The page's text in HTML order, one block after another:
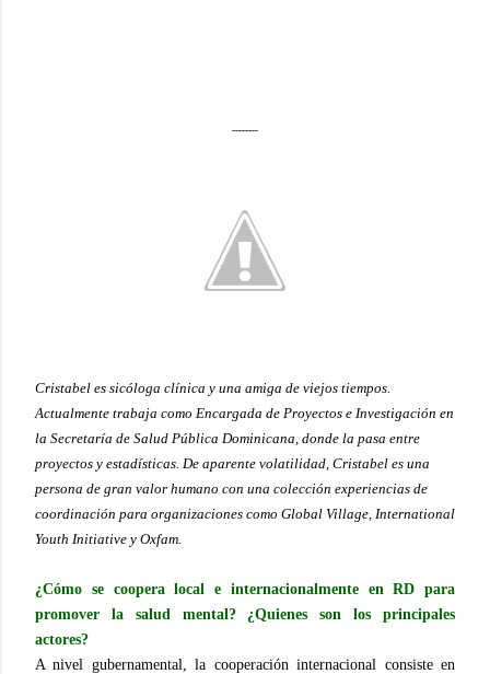
--------
Cristabel es sicóloga clínica y una amiga de viejos tiempos.
Actualmente trabaja como Encargada de Proyectos e Investigación en
la Secretaría de Salud Pública Dominicana, donde la pasa entre
proyectos y estadísticas. De aparente volatilidad, Cristabel es una
persona de gran valor humano con una colección experiencias de
coordinación para organizaciones como Global Village, International
Youth Initiative y Oxfam.
¿Cómo se coopera local e internacionalmente en RD para
promover la salud mental? ¿Quienes son los principales
actores?
A nivel gubernamental, la cooperación internacional consiste en